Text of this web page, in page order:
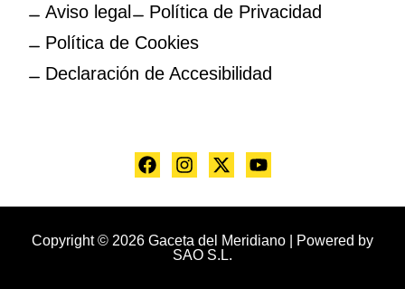
Aviso legal
Política de Privacidad
Política de Cookies
Declaración de Accesibilidad
Copyright © 2026 Gaceta del Meridiano | Powered by
SAO S.L.